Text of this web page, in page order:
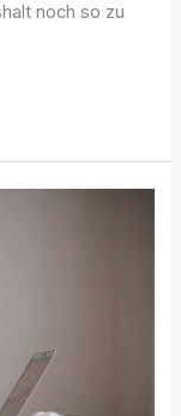
noch so zu